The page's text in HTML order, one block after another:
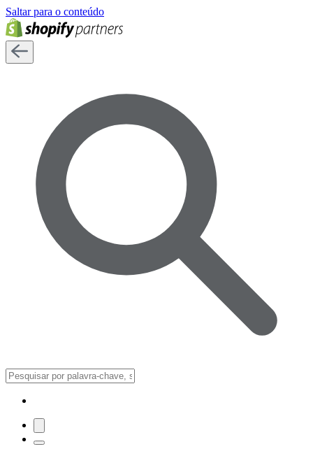
Saltar para o conteúdo